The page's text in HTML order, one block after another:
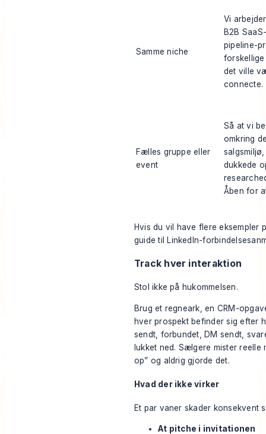
Samme niche
Vi
B2B
pipeline-
det ville
connecte.
Fælles gruppe eller
event
Så at vi
omkring
dukkede
Åben for
Hvis du vil have flere
guide til
LinkedIn-
Track hver interaktion
Stol ikke på hukommelsen.
Brug et regneark, en CRM-
hver prospekt befinder sig efter
sendt, forbundet, DM sendt,
lukket ned. Sælgere mister
op” og aldrig gjorde det.
Hvad der ikke virker
Et par vaner skader konsekvent
At pitche i invitationen